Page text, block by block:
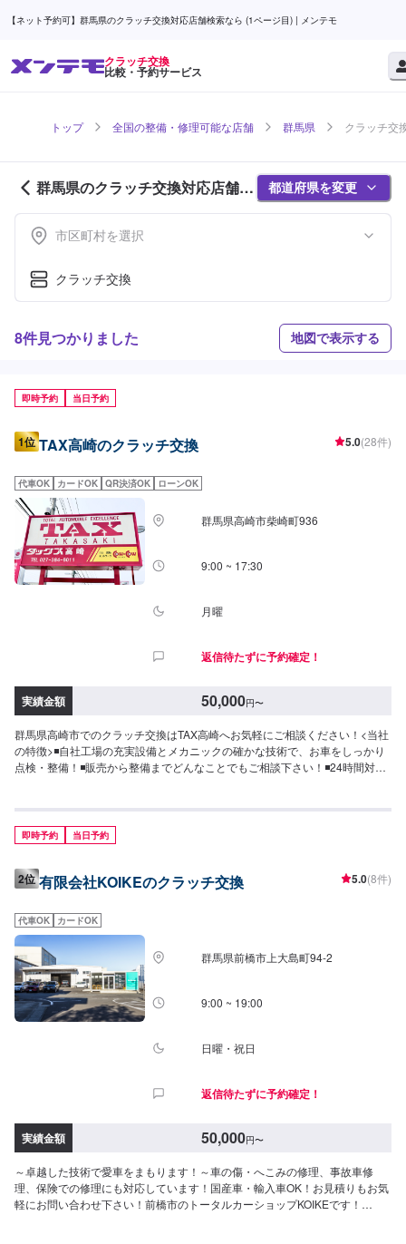
【ネット予約可】群馬県のクラッチ交換対応店舗検索なら (1ページ目) | メンテモ
クラッチ交換
比較・予約サービス
トップ 全国の整備・修理可能な店舗 群馬県 クラッチ交
群馬県のクラッチ交換対応店舗紹
介 (1ページ目)
都道府県を変更
市区町村を選択
クラッチ交換
8件見つかりました 地図で表示する
即時予約 当日予約
1位 TAX高崎のクラッチ交換 5.0(28件)
代車OK カードOK QR決済OK ローンOK
群馬県高崎市柴崎町936
9:00 ~ 17:30
月曜
返信待たずに予約確定！
実績金額 50,000円〜
群馬県高崎市でのクラッチ交換はTAX高崎へお気軽にご相談ください！<当社
の特徴>◾自社工場の充実設備とメカニックの確かな技術で、お車をしっかり
点検・整備！◾販売から整備までどんなことでもご相談下さい！◾24時間対応
せたい…★時間があまり取れない…★車が動かなくなってしまった…などの
ご相談もお気軽にどうぞ！【1】オファーにてお問い合わせ【2】お見積り
【3】お見積りにご納得いただければ作業開始【4】仕上がり次第納車-----納
後する場合がございます。予めご了承ください。-----代車について-----無料の
料代はお客様にご負担いただいております。-----ご来店時の注意、受付方法---
--入庫の際はお気をつけてお越しください。駐車スペースは事務所前の空いて
いるスペースに駐車してください。受付はスタッフへ「メンテモで予約しま
した」とお伝えください。ご案内いたします。【定休日・営業時間】定休
日：月曜日営業時間：9:00~19:00※日曜日のみ9:00~18:00
即時予約 当日予約
2位 有限会社KOIKEのクラッチ交換 5.0(8件)
代車OK カードOK
群馬県前橋市上大島町94-2
9:00 ~ 19:00
日曜・祝日
返信待たずに予約確定！
実績金額 50,000円〜
～卓越した技術で愛車をまもります！～車の傷・へこみの修理、事故車修
理、保険での修理にも対応しています！国産車・輸入車OK！お見積りもお気
軽にお問い合わせ下さい！前橋市のトータルカーショップKOIKEです！